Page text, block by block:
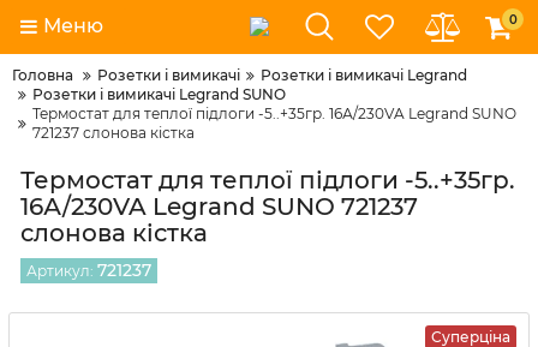
Меню 0
Головна Розетки і вимикачі
Розетки і вимикачі Legrand
Розетки і вимикачі Legrand SUNO
Термостат для теплої підлоги -5..+35гр. 16А/230VA Legrand SUNO
721237 слонова кістка
Термостат для теплої підлоги -5..+35гр.
16А/230VA Legrand SUNO 721237
слонова кістка
Артикул: 721237
Суперціна